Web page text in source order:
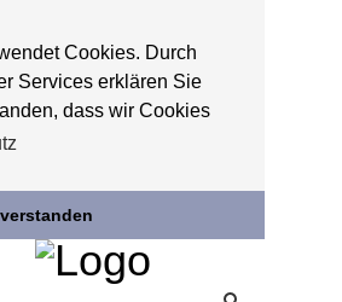
Cookies. Durch
Services erklären Sie
dass wir Cookies